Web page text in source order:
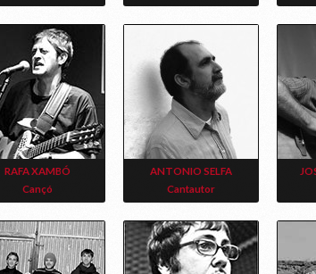
RAFA XAMBÓ
Cançó
ANTONIO SELFA
Cantautor